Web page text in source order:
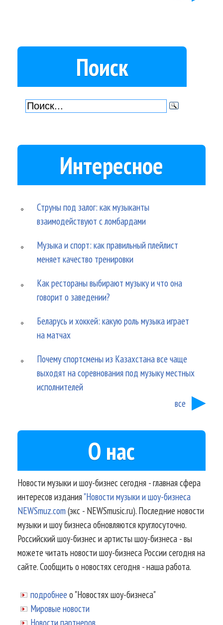
Поиск
Интересное
Струны под залог: как музыканты
взаимодействуют с ломбардами
Музыка и спорт: как правильный плейлист
меняет качество тренировки
Как рестораны выбирают музыку и что она
говорит о заведении?
Беларусь и хоккей: какую роль музыка играет
на матчах
Почему спортсмены из Казахстана все чаще
выходят на соревнования под музыку местных
исполнителей
все
О нас
Новости музыки и шоу-бизнес сегодня - главная сфера
интересов издания"Новости музыки и шоу-бизнеса
NEWSmuz.com(экс - NEWSmusic.ru). Последние новости
музыки и шоу бизнеса обновляются круглосуточно.
Российский шоу-бизнес и артисты шоу-бизнеса - вы
можете читать новости шоу-бизнеса России сегодня на
сайте. Сообщить о новостях сегодня - наша работа.
подробнее о "Новостях шоу-бизнеса"
Мировые новости
Новости партнеров